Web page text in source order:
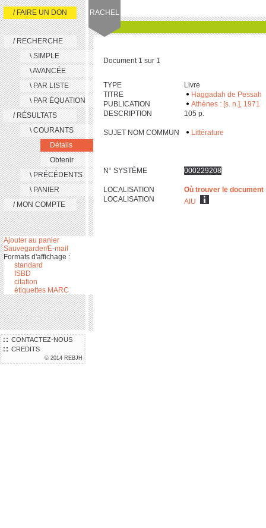
RACHEL
CONTACTEZ-NOUS
CREDITS
© 2014 REBJH
/ FAIRE UN DON
/ RECHERCHE
\ SIMPLE
\ AVANCÉE
\ PAR LISTE
\ PAR ÉQUATION
/ RÉSULTATS
\ COURANTS
Détails
Obtenir
\ PRÉCÉDENTS
\ PANIER
/ MON COMPTE
Ajouter au panier
Sauvegarder/E-mail
Formats d'affichage :
standard
ISBD
citation
étiquettes MARC
Document 1 sur 1
TYPE
Livre
TITRE
Haggadah de Pessah
PUBLICATION
Athènes : [s. n.], 1971
DESCRIPTION
‎1‎0‎5 p.
SUJET NOM COMMUN Littérature
N° SYSTÈME 000229208
LOCALISATION
Où trouver le document
LOCALISATION
AIU